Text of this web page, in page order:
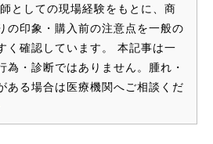
としての現場経験をもとに、商
の印象・購入前の注意点を一般の
く確認しています。 本記事は一
為・診断ではありません。腫れ・
ある場合は医療機関へご相談くだ